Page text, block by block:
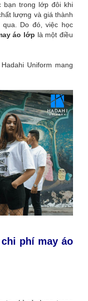
bạn trong lớp đôi khi
lượng và giá thành
Do đó, việc học
áo lớp là một điều
Uniform mang
phí may áo